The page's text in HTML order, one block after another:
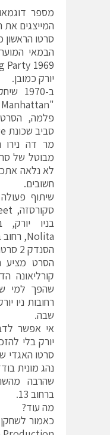
מספר
המייצגים את
סרטו
יורק כמובן.
פלמה, הסרט
סביב שכונת Greenwich Village.
מר דה
מבוטל של
לא נלאה
חשובים.
שיתוף
Nolita, רחוב בליקר בווילג ועוד.
הסרט מציע
קורליאונה
שהפך למי
שבה.
אי אפשר
סרטו האגדי
נהג מונית
שהרבה
ברחוב 13.
מה עוד?
כאמור